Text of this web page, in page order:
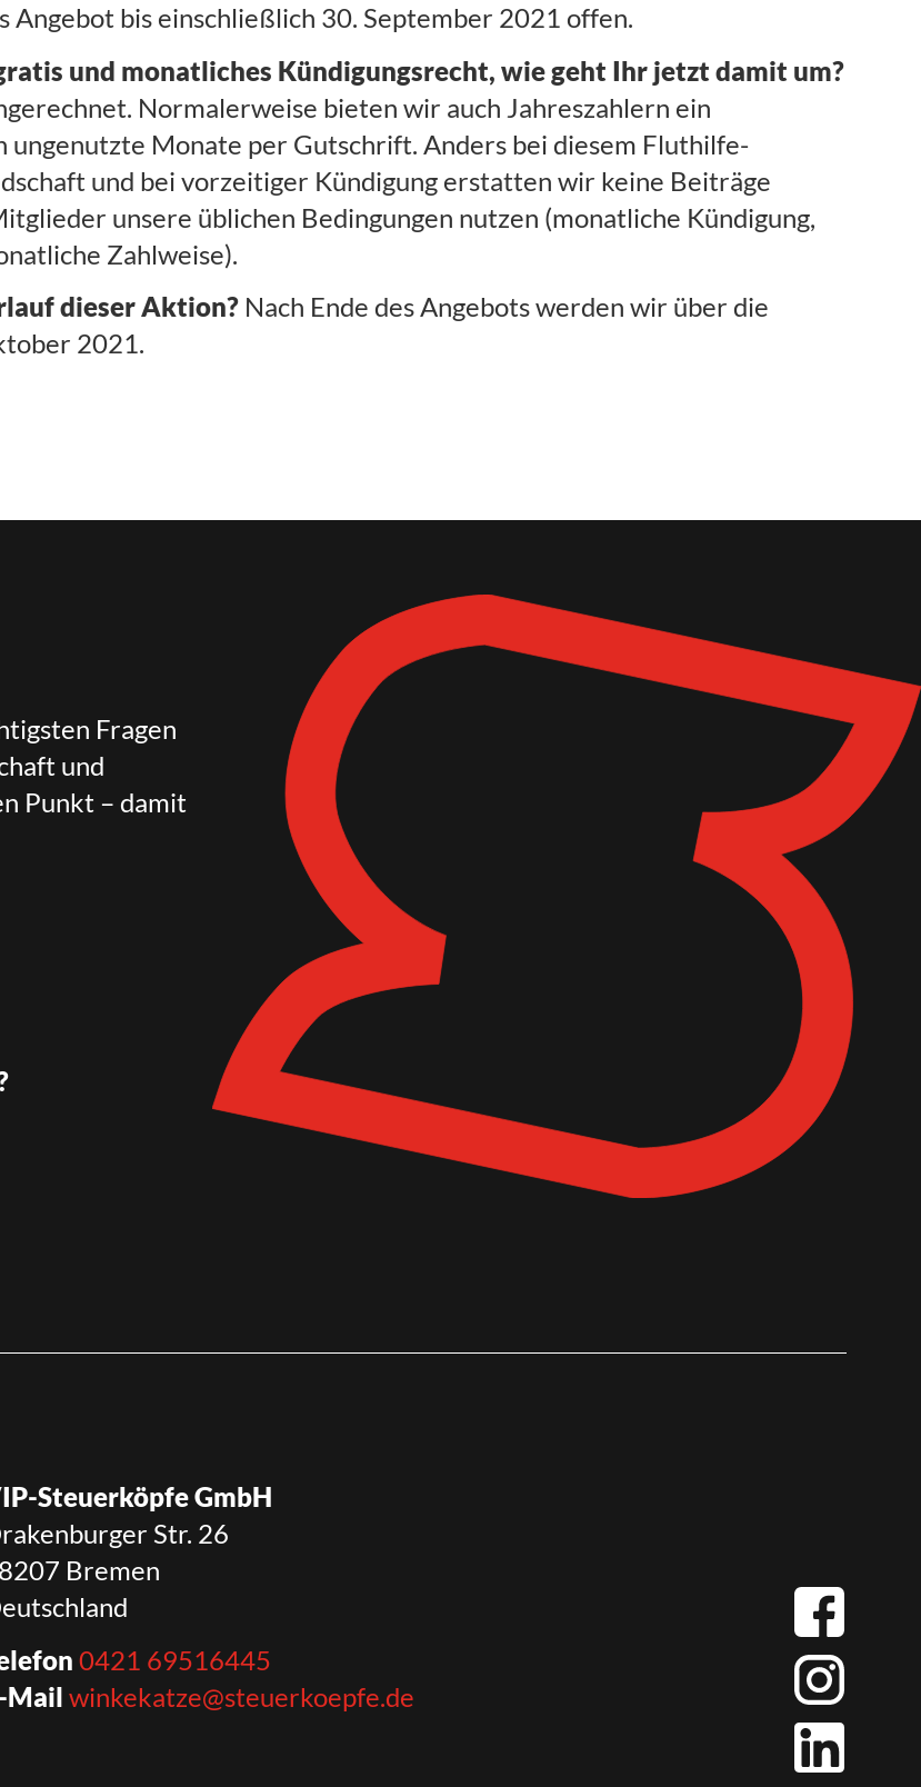
Angebot bis einschließlich 30. September 2021 offen.
und monatliches Kündigungsrecht, wie geht Ihr jetzt damit um?
Normalerweise bieten wir auch Jahreszahlern ein
Monate per Gutschrift. Anders bei diesem Fluthilfe-
und bei vorzeitiger Kündigung erstatten wir keine Beiträge
unsere üblichen Bedingungen nutzen (monatliche Kündigung,
Zahlweise).
dieser Aktion? Nach Ende des Angebots werden wir über die
2021.
Fragen
und
Punkt – damit
Steuerköpfe GmbH
Str. 26
Bremen
0421 69516445
Mail winkekatze@steuerkoepfe.de